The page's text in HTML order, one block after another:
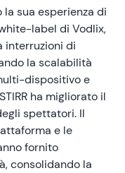
la sua esperienza di
label di Vodlix,
interruzioni di
la scalabilità
dispositivo e
ha migliorato il
spettatori. Il
e le
fornito
consolidando la